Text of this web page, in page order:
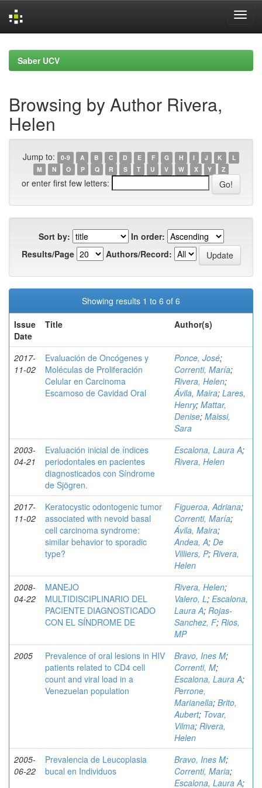
navigationSaber UCV
Browsing by Author Rivera,
Helen
Jump to: 0-9 A B C D E F G H I J K
L
M
N O P Q R S T U V W X Y Z
or enter first few letters:
Sort by:
In order:
Results/Page
Authors/Record:
Showing results 1 to 6 of 6
Issue
Date
Title Author(s)
2017-
11-02
Evaluación de Oncógenes y
Moléculas de Proliferación
Celular en Carcinoma
Escamoso de Cavidad Oral
Ponce, José;
Correnti, María;
Rivera, Helen;
Ávila, Maira; Lares,
Henry; Mattar,
Denise; Maissi,
Sara
2003-
04-21
Evaluación inicial de índices
periodontales en pacientes
diagnosticados con Síndrome
de Sjögren.
Escalona, Laura A;
Rivera, Helen
2017-
11-02
Keratocystic odontogenic tumor
associated with nevoid basal
cell carcinoma syndrome:
similar behavior to sporadic
type?
Figueroa, Adriana;
Correnti, María;
Ávila, Maira;
Andea, A; De
Villiers, P; Rivera,
Helen
2008-
04-22
MANEJO
MULTIDISCIPLINARIO DEL
PACIENTE DIAGNOSTICADO
CON EL SÍNDROME DE
Rivera, Helen;
Valero, L; Escalona,
Laura A; Rojas-
Sanchez, F; Rios,
MP
2005
Prevalence of oral lesions in HIV
patients related to CD4 cell
count and viral load in a
Venezuelan population
Bravo, Ines M;
Correnti, M;
Escalona, Laura A;
Perrone,
Marianella; Brito,
Aubert; Tovar,
Vilma; Rivera,
Helen
2005-
06-22
Prevalencia de Leucoplasia
bucal en Individuos
Bravo, Ines M;
Correnti, Maria;
Escalona, Laura A;